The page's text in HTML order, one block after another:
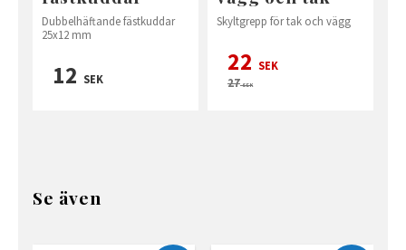
Dubbelhäftande fästkuddar
25x12 mm
12 SEK
Skyltgrepp för tak och vägg
22 SEK
27SEK
Se även